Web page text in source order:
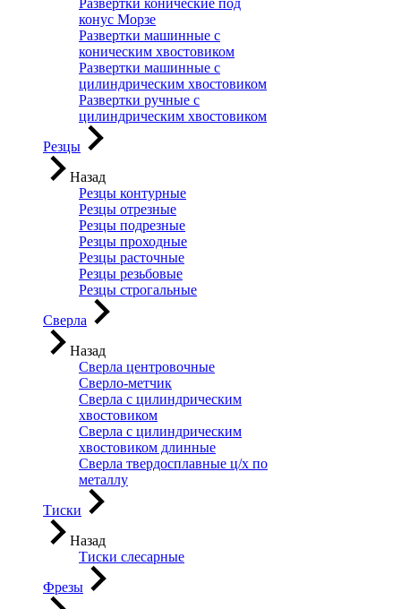
Развертки конические под
конус Морзе
Развертки машинные с
коническим хвостовиком
Развертки машинные с
цилиндрическим хвостовиком
Развертки ручные с
цилиндрическим хвостовиком
Резцы
Назад
Резцы контурные
Резцы отрезные
Резцы подрезные
Резцы проходные
Резцы расточные
Резцы резьбовые
Резцы строгальные
Сверла
Назад
Сверла центровочные
Сверло-метчик
Сверла с цилиндрическим
хвостовиком
Сверла с цилиндрическим
хвостовиком длинные
Сверла твердосплавные ц/х по
металлу
Тиски
Назад
Тиски слесарные
Фрезы